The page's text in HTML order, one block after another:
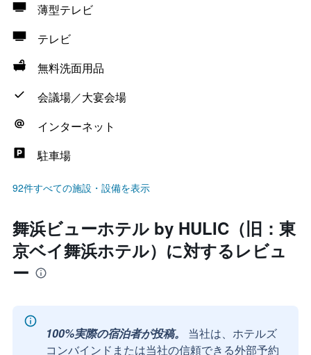
薄型テレビ
テレビ
無料洗面用品
会議場／大宴会場
インターネット
駐車場
92件すべての施設・設備を表示
舞浜ビューホテル by HULIC（旧：東
京ベイ舞浜ホテル）に対するレビュ
ー
100%実際の宿泊者が投稿。
当社は、ホテルズ
コンバインドまたは当社の信頼できる外部予約